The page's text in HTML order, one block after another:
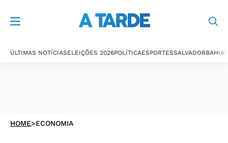
ÚLTIMAS NOTÍCIASELEIÇÕES 2026POLÍTICAESPORTESSALVADORBAHIA
HOME>ECONOMIA